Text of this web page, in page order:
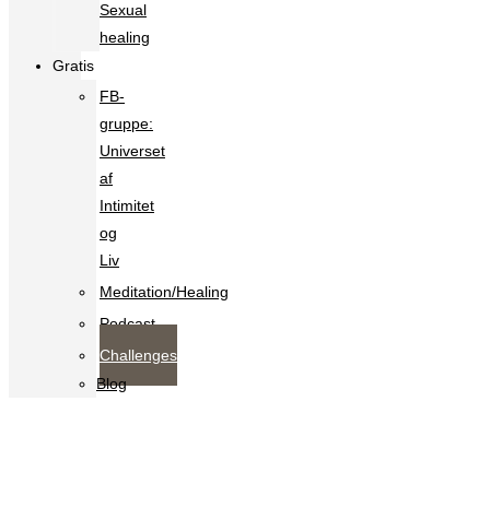
Sexual
healing
Gratis
FB-
gruppe:
Universet
af
Intimitet
og
Liv
Meditation/Healing
Podcast
Challenges
Blog